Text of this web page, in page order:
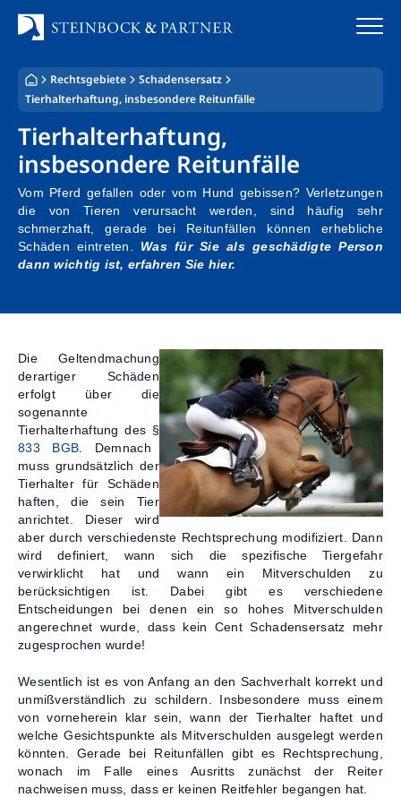
Inhalt
springen
Startseite
Kanzlei
Standorte
Rechtsgebiete
Steuerberatung
Stellenangebote
Kontakt
Rechtsgebiete
Schadensersatz
Tierhalterhaftung, insbesondere Reitunfälle
Tierhalterhaftung,
insbesondere Reitunfälle
Vom Pferd gefallen oder vom Hund gebissen? Verletzungen
die von Tieren verursacht werden, sind häufig sehr
schmerzhaft, gerade bei Reitunfällen können erhebliche
Schäden eintreten. Was für Sie als geschädigte Person
dann wichtig ist, erfahren Sie hier.
Die Geltendmachung
derartiger Schäden
erfolgt über die
sogenannte
Tierhalterhaftung des §
833 BGB . Demnach
muss grundsätzlich der
Tierhalter für Schäden
haften, die sein Tier
anrichtet. Dieser wird
aber durch verschiedenste Rechtsprechung modifiziert. Dann
wird definiert, wann sich die spezifische Tiergefahr
verwirklicht hat und wann ein Mitverschulden zu
berücksichtigen ist. Dabei gibt es verschiedene
Entscheidungen bei denen ein so hohes Mitverschulden
angerechnet wurde, dass kein Cent Schadensersatz mehr
zugesprochen wurde!
Wesentlich ist es von Anfang an den Sachverhalt korrekt und
unmißverständlich zu schildern. Insbesondere muss einem
von vorneherein klar sein, wann der Tierhalter haftet und
welche Gesichtspunkte als Mitverschulden ausgelegt werden
könnten. Gerade bei Reitunfällen gibt es Rechtsprechung,
wonach im Falle eines Ausritts zunächst der Reiter
nachweisen muss, dass er keinen Reitfehler begangen hat.